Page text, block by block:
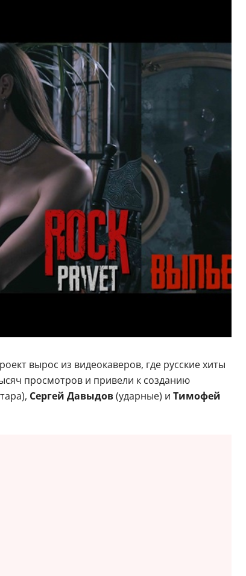
вырос из видеокаверов, где русские хиты
просмотров и привели к созданию
Сергей Давыдов(ударные) и Тимофей